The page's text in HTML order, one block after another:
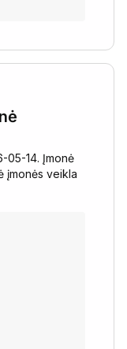
05-14. Įmonė
įmonės veikla